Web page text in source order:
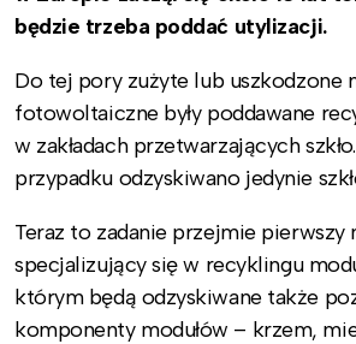
będzie trzeba poddać utylizacji.
Do tej pory zużyte lub uszkodzone
fotowoltaiczne były poddawane
w zakładach przetwarzających
przypadku odzyskiwano jedynie
Teraz to zadanie przejmie pierwszy
specjalizujący się w recyklingu
którym będą odzyskiwane także
komponenty modułów – krzem,